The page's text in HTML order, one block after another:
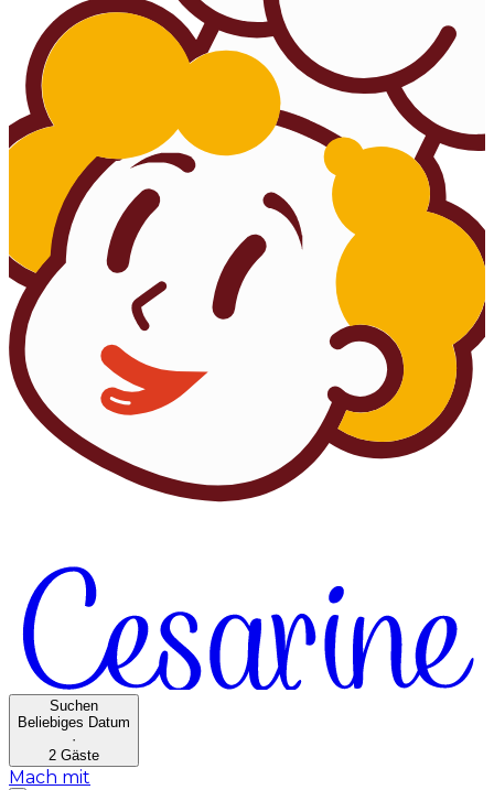
Suchen
Beliebiges Datum
·
2 Gäste
Mach mit